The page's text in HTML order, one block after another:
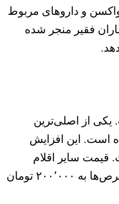
و داروهای مربوط
فقیر منجر شده
یکی از اصلی‌ترین
است. این افزایش
واکسن خارجی آنفلوآنزا اکنون بیش از ۱میلیون تومان است. قیمت سایر اقلام
دارویی نیز افزایش یافته است. به‌عنوان مثال، اسپری بینی ۵۰۰ هزار تومان و شربت سرفه ۲۰۰ هزار تومان شده است. همچنین، حداقل قیمت برخی قرص‌ها به ۲۰۰٬۰۰۰ تومان